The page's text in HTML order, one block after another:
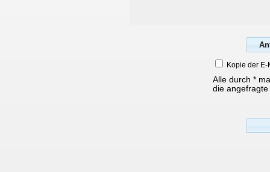
Kopie der
Alle durch *
die